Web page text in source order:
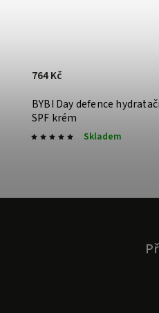
BYBI Day defence
SPF krém
Skladem
764 Kč